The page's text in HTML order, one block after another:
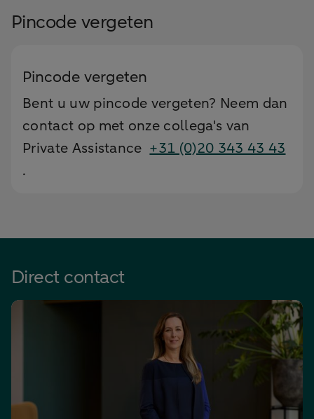
Pincode vergeten
Pincode vergeten
Bent u uw pincode vergeten? Neem dan
contact op met onze collega's van
Private Assistance +31 (0)20 343 43 43
.
Direct contact